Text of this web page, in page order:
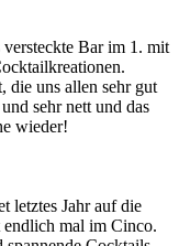
Bar im 1. mit
die uns allen sehr gut
sehr nett und das
wieder!
letztes Jahr auf die
endlich mal im Cinco.